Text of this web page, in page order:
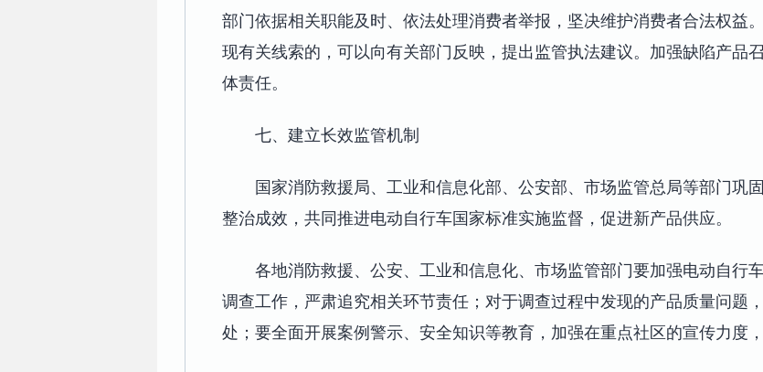
部门依据相关职能及时、依法处理消费者举报，坚决维护消费者合法权益
现有关线索的，可以向有关部门反映，提出监管执法建议。加强缺陷产品
体责任。
七、建立长效监管机制
国家消防救援局、工业和信息化部、公安部、市场监管总局等部门巩
整治成效，共同推进电动自行车国家标准实施监督，促进新产品供应。
各地消防救援、公安、工业和信息化、市场监管部门要加强电动自行
调查工作，严肃追究相关环节责任；对于调查过程中发现的产品质量问题
处；要全面开展案例警示、安全知识等教育，加强在重点社区的宣传力度